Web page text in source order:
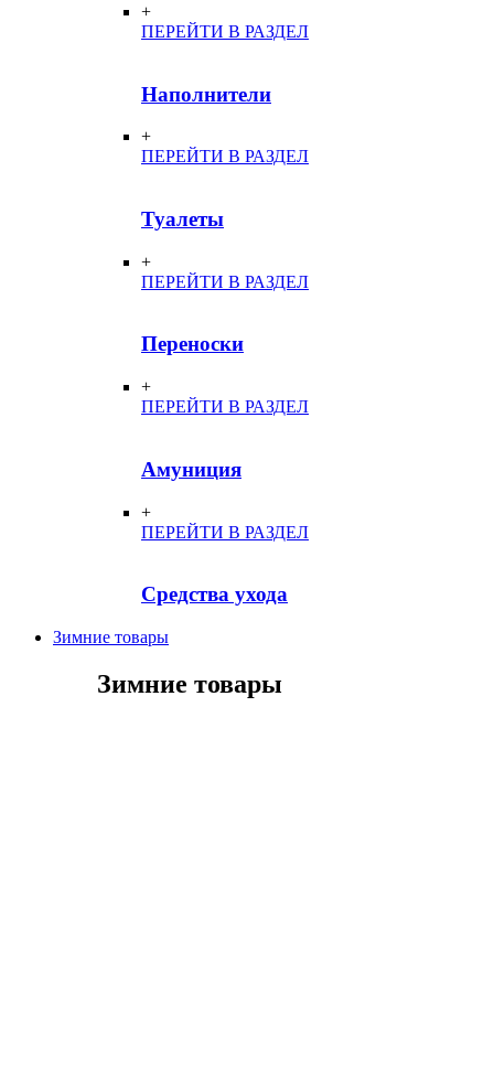
+
ПЕРЕЙТИ В РАЗДЕЛ
Наполнители
+
ПЕРЕЙТИ В РАЗДЕЛ
Туалеты
+
ПЕРЕЙТИ В РАЗДЕЛ
Переноски
+
ПЕРЕЙТИ В РАЗДЕЛ
Амуниция
+
ПЕРЕЙТИ В РАЗДЕЛ
Средства ухода
Зимние товары
Зимние товары